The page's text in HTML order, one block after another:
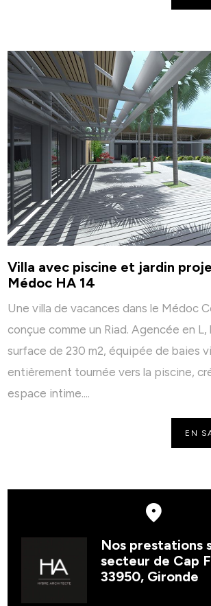
Villa avec piscine et jardin
Médoc HA 14
Une villa de vacances dans le Médoc
conçue comme un Riad. Agencée en L,
surface de 230 m2, équipée de baies
entièrement tournée vers la piscine,
espace intime....
EN
Nos prestations
secteur de Cap
33950, Gironde